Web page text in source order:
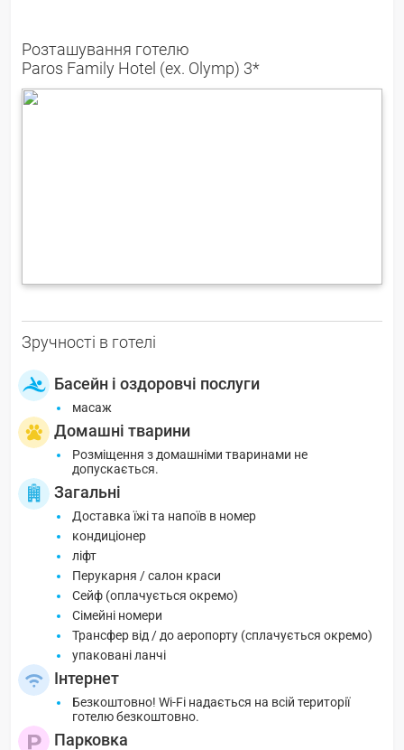
Розташування готелю
Paros Family Hotel (ex. Olymp) 3*
Зручності в готелі
Басейн і оздоровчі послуги
масаж
Домашні тварини
Розміщення з домашніми тваринами не
допускається.
Загальні
Доставка їжі та напоїв в номер
кондиціонер
ліфт
Перукарня / салон краси
Сейф (оплачується окремо)
Сімейні номери
Трансфер від / до аеропорту (сплачується окремо)
упаковані ланчі
Інтернет
Безкоштовно! Wi-Fi надається на всій території
готелю безкоштовно.
Парковка